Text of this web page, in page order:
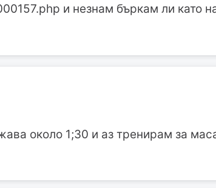
и незнам бъркам ли като
около 1;30 и аз тренирам за